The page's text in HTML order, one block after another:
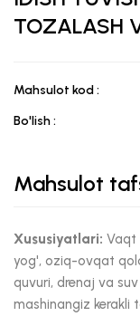
TOZALASH
Mahsulot kod :
Bo'lish :
Mahsulot
Xususiyatlari: Vaqt
yog', oziq-ovqat
quvuri, drenaj va
mashinangiz kerakli